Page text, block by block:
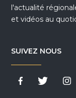
l'actualité
et vidéos au
SUIVEZ NOUS